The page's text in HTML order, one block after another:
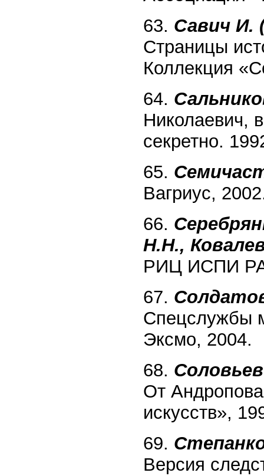
63. Савич И.
Страницы
Коллекция
64.
Николаевич,
секретно.
65.
Вагриус,
66.
H.H.,
РИЦ ИСПИ
67.
Спецслужбы
Эксмо, 2004.
68.
От
искусств»,
69.
Версия